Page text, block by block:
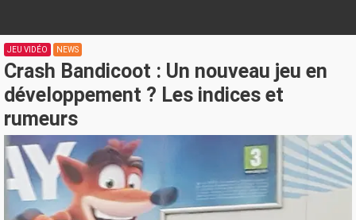
JEU VIDÉO NEWS
Crash Bandicoot : Un nouveau jeu en
développement ? Les indices et
rumeurs